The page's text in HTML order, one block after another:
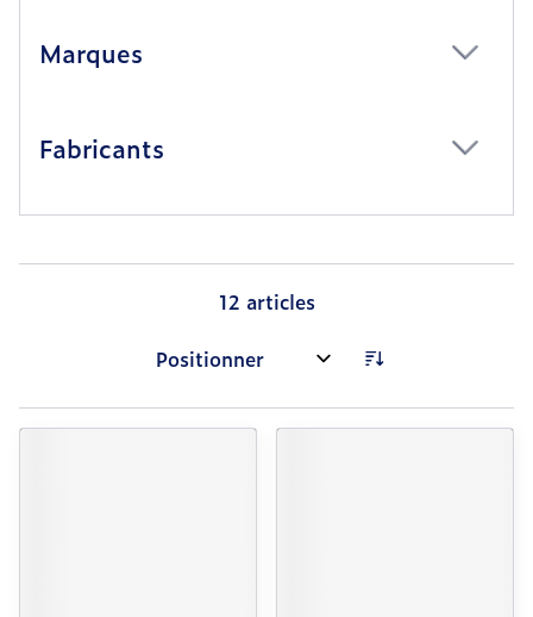
Marques
Fabricants
12 articles
Trier par: